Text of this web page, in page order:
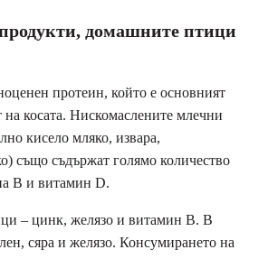
домашните птици
протеин, който е основният
на косата. Нискомаслените млечни
кисело мляко, извара,
също съдържат голямо количество
В и витамин D.
– цинк, желязо и витамин В. В
сяра и желязо. Консумирането на